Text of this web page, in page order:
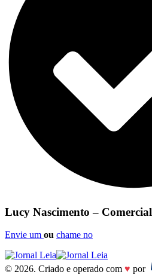
Lucy Nascimento – Comercial
Envie um ou chame no
© 2026. Criado e operado com ♥ por